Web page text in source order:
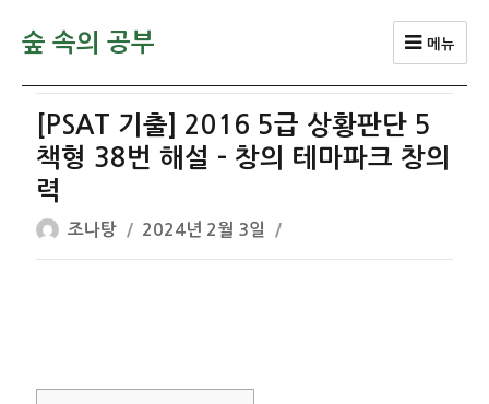
숲 속의 공부 메뉴
[PSAT 기출] 2016 5급 상황판단 5
책형 38번 해설 – 창의 테마파크 창의
력
글
쓴
조나탕
작
성
2024년 2월 3일